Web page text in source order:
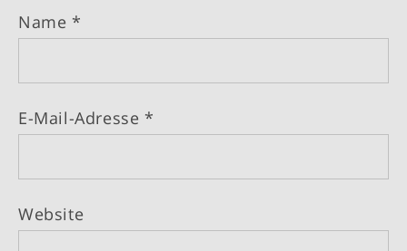
Name *
E-Mail-Adresse *
Website